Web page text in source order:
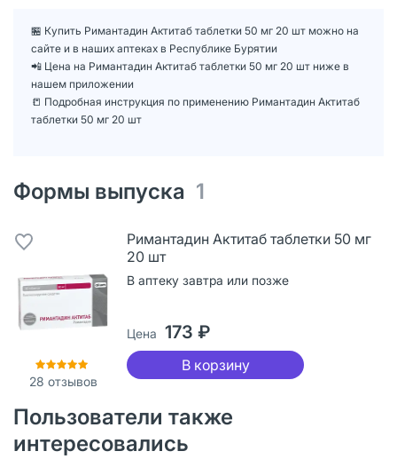
🏪 Купить Римантадин Актитаб таблетки 50 мг 20 шт можно на
сайте и в наших аптеках в Республике Бурятии
📲 Цена на Римантадин Актитаб таблетки 50 мг 20 шт ниже в
нашем приложении
📒 Подробная инструкция по применению Римантадин Актитаб
таблетки 50 мг 20 шт
Формы выпуска 1
28 отзывов
Римантадин Актитаб таблетки 50 мг
20 шт
В аптеку завтра или позже
Цена 173 ₽
В корзину
Пользователи также
интересовались